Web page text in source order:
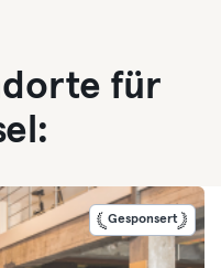
für
Gesponsert